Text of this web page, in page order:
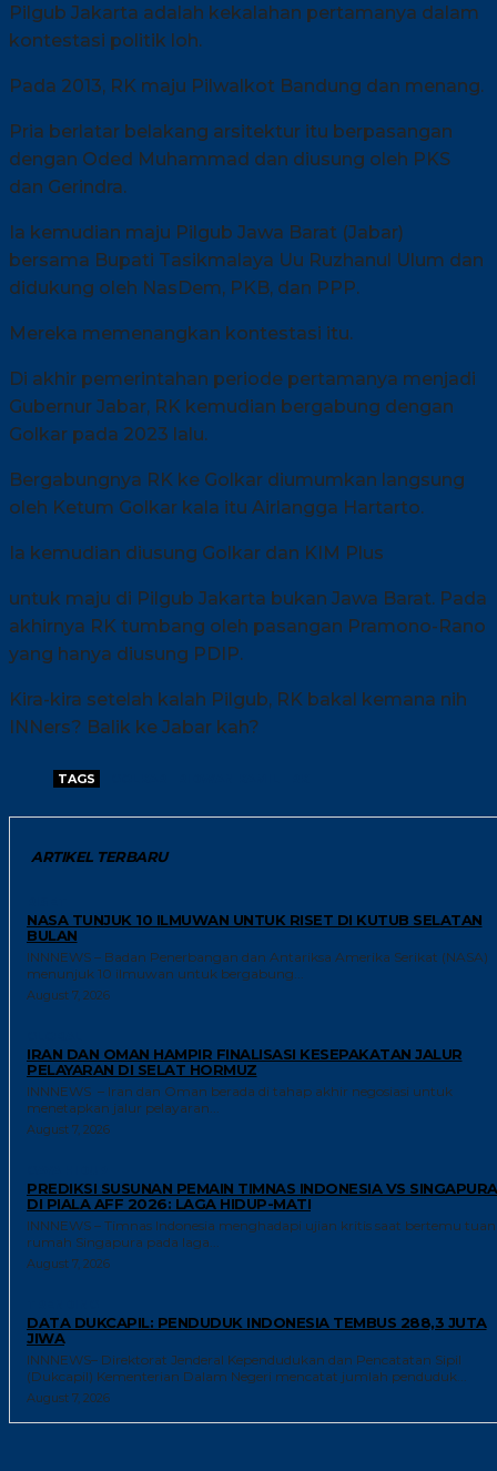
Pilgub Jakarta adalah kekalahan pertamanya dalam
kontestasi politik loh.
Pada 2013, RK maju Pilwalkot Bandung dan menang.
Pria berlatar belakang arsitektur itu berpasangan
dengan Oded Muhammad dan diusung oleh PKS
dan Gerindra.
Ia kemudian maju Pilgub Jawa Barat (Jabar)
bersama Bupati Tasikmalaya Uu Ruzhanul Ulum dan
didukung oleh NasDem, PKB, dan PPP.
Mereka memenangkan kontestasi itu.
Di akhir pemerintahan periode pertamanya menjadi
Gubernur Jabar, RK kemudian bergabung dengan
Golkar pada 2023 lalu.
Bergabungnya RK ke Golkar diumumkan langsung
oleh Ketum Golkar kala itu Airlangga Hartarto.
Ia kemudian diusung Golkar dan KIM Plus
untuk maju di Pilgub Jakarta bukan Jawa Barat. Pada
akhirnya RK tumbang oleh pasangan Pramono-Rano
yang hanya diusung PDIP.
Kira-kira setelah kalah Pilgub, RK bakal kemana nih
INNers? Balik ke Jabar kah?
TAGS
ARTIKEL TERBARU
NASA TUNJUK 10 ILMUWAN UNTUK RISET DI KUTUB SELATAN
BULAN
INNNEWS – Badan Penerbangan dan Antariksa Amerika Serikat (NASA)
menunjuk 10 ilmuwan untuk bergabung...
August 7, 2026
IRAN DAN OMAN HAMPIR FINALISASI KESEPAKATAN JALUR
PELAYARAN DI SELAT HORMUZ
INNNEWS – Iran dan Oman berada di tahap akhir negosiasi untuk
menetapkan jalur pelayaran...
August 7, 2026
PREDIKSI SUSUNAN PEMAIN TIMNAS INDONESIA VS SINGAPURA
DI PIALA AFF 2026: LAGA HIDUP-MATI
INNNEWS – Timnas Indonesia menghadapi ujian kritis saat bertemu tuan
rumah Singapura pada laga...
August 7, 2026
DATA DUKCAPIL: PENDUDUK INDONESIA TEMBUS 288,3 JUTA
JIWA
INNNEWS– Direktorat Jenderal Kependudukan dan Pencatatan Sipil
(Dukcapil) Kementerian Dalam Negeri mencatat jumlah penduduk...
August 7, 2026